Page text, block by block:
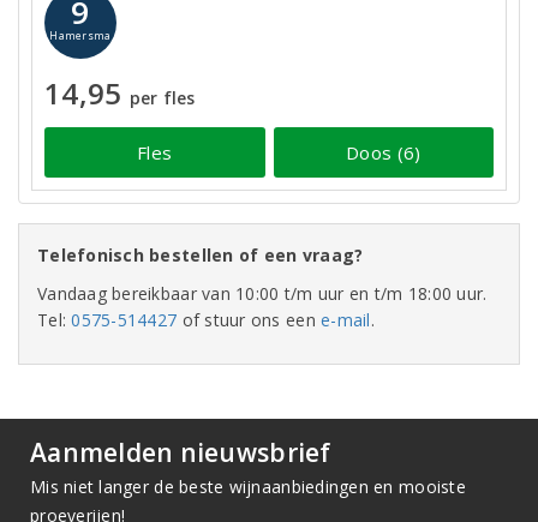
9
Hamersma
14,95 per fles
Fles Doos (6)
Telefonisch bestellen of een vraag?
Vandaag bereikbaar van 10:00 t/m uur en t/m 18:00 uur.
Tel:0575-514427 of stuur ons eene-mail.
Aanmelden nieuwsbrief
Mis niet langer de beste wijnaanbiedingen en mooiste
proeverijen!